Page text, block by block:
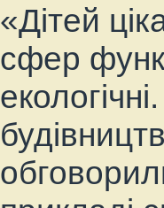
«Дітей
сфер